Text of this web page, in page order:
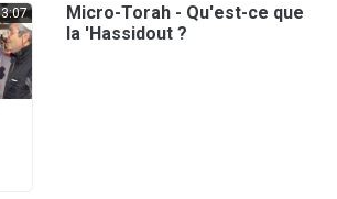
3:07
Micro-Torah - Qu'est-ce que
la 'Hassidout ?